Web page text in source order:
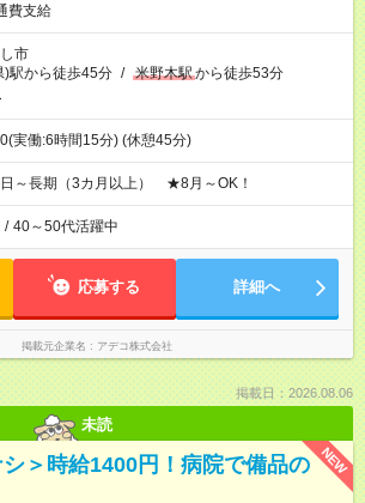
費支給
市
)駅から徒歩45分 / 米野木駅から徒歩53分
実働:6時間15分) (休憩45分)
日～長期（3カ月以上） ★8月～OK！
/ 40～50代活躍中
応募する 詳細へ
掲載元企業名 アデコ株式会社
掲載日：2026.08.06
未読
NEW
＞時給1400円！病院で備品の